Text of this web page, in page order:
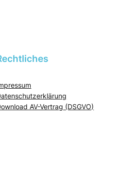
AV-Vertrag (DSGVO)